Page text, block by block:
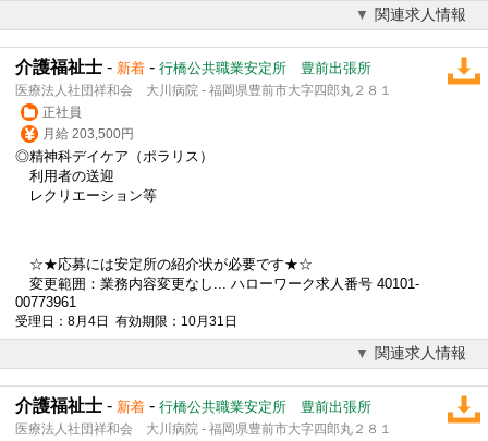
関連求人情報
介護福祉士 - 新着 - 行橋公共職業安定所 豊前出張所
医療法人社団祥和会 大川病院 - 福岡県豊前市大字四郎丸２８１
正社員
月給 203,500円
◎精神科デイケア（ポラリス）
利用者の送迎
レクリエーション等
☆★応募には安定所の紹介状が必要です★☆
変更範囲：業務内容変更なし... ハローワーク求人番号 40101-
00773961
受理日：8月4日 有効期限：10月31日
関連求人情報
介護福祉士 - 新着 - 行橋公共職業安定所 豊前出張所
医療法人社団祥和会 大川病院 - 福岡県豊前市大字四郎丸２８１